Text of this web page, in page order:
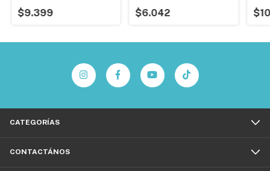
$9.399 $6.042
CATEGORÍAS
CONTACTÁNOS